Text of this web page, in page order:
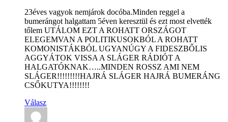
23éves vagyok nemjárok docóba.Minden reggel a
bumerángot halgattam 5éven keresztül és ezt most elvették
tőlem UTÁLOM EZT A ROHATT ORSZÁGOT
ELEGEMVAN A POLITIKUSOKBÓL A ROHATT
KOMONISTÁKBÓL UGYANÚGY A FIDESZBŐLIS
AGGYÁTOK VISSA A SLÁGER RÁDIÓT A
HALGATÓKNAK…..MINDEN ROSSZ AMI NEM
SLÁGER!!!!!!!!!HAJRÁ SLÁGER HAJRÁ BUMERÁNG
CSŐKUTYA!!!!!!!!
Válasz